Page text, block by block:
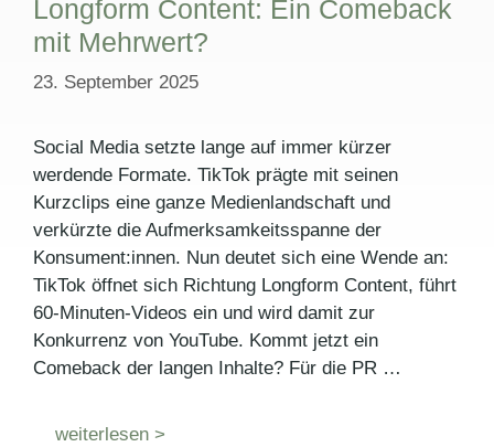
Longform Content: Ein Comeback
mit Mehrwert?
23. September 2025
Social Media setzte lange auf immer kürzer
werdende Formate. TikTok prägte mit seinen
Kurzclips eine ganze Medienlandschaft und
verkürzte die Aufmerksamkeitsspanne der
Konsument:innen. Nun deutet sich eine Wende an:
TikTok öffnet sich Richtung Longform Content, führt
60-Minuten-Videos ein und wird damit zur
Konkurrenz von YouTube. Kommt jetzt ein
Comeback der langen Inhalte? Für die PR …
weiterlesen >